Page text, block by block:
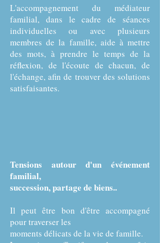
L'accompagnement du médiateur
familial, dans le cadre de séances
individuelles ou avec plusieurs
membres de la famille, aide à mettre
des mots, à prendre le temps de la
réflexion, de l'écoute de chacun, de
l'échange, afin de trouver des solutions
satisfaisantes.
Tensions autour d'un événement
familial,
succession, partage de biens..
Il peut être bon d'être accompagné
pour traverser les
moments délicats de la vie de famille.